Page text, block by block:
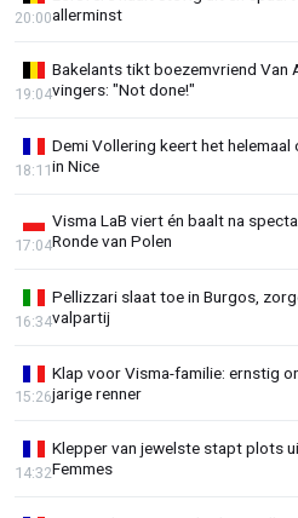
allerminst
20:00
Bakelants tikt boezemvriend Van
vingers: "Not done!"
19:04
Demi Vollering keert het
in Nice
18:11
Visma LaB viert én baalt na
Ronde van Polen
17:04
Pellizzari slaat toe in Burgos,
valpartij
16:34
Klap voor Visma-familie: ernstig
jarige renner
15:26
Klepper van jewelste stapt plots
Femmes
14:32